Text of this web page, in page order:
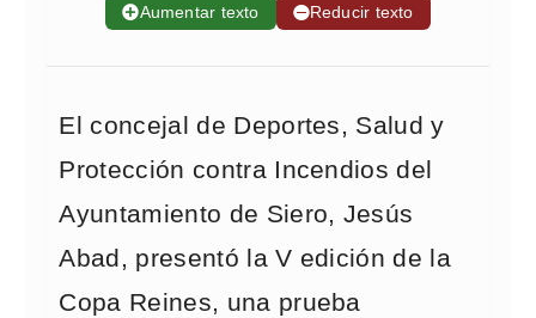
➕Aumentar texto ➖Reducir texto
El concejal de Deportes, Salud y
Protección contra Incendios del
Ayuntamiento de Siero, Jesús
Abad, presentó la V edición de la
Copa Reines, una prueba